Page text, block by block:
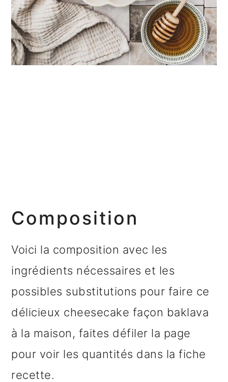
Composition
Voici la composition avec les
ingrédients nécessaires et les
possibles substitutions pour faire ce
délicieux cheesecake façon baklava
à la maison, faites défiler la page
pour voir les quantités dans la fiche
recette.